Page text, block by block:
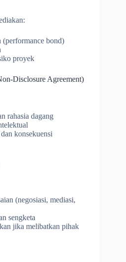
(performance bond)
proyek
Disclosure Agreement)
rahasia dagang
konsekuensi
(negosiasi, mediasi,
sengketa
jika melibatkan pihak